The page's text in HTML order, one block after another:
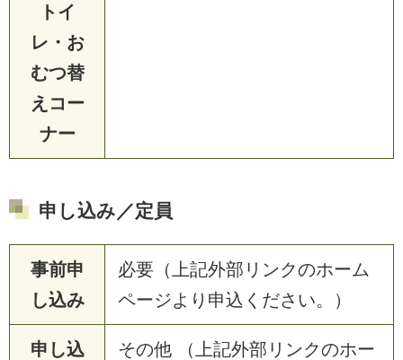
トイ
レ・お
むつ替
えコー
ナー
申し込み／定員
事前申
し込み
必要（上記外部リンクのホーム
ページより申込ください。）
申し込
その他 （上記外部リンクのホー